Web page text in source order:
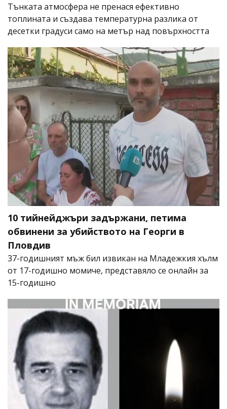
Тънката атмосфера не пренася ефективно
топлината и създава температурна разлика от
десетки градуси само на метър над повърхността
10 тийнейджъри задържани, петима
обвинени за убийството на Георги в
Пловдив
37-годишният мъж бил извикан на Младежкия хълм
от 17-годишно момиче, представяло се онлайн за
15-годишно